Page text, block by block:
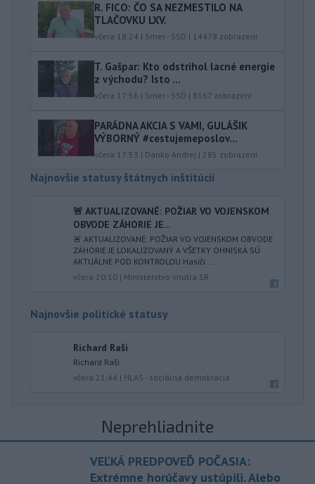
R. FICO: ČO SA NEZMESTILO NA
TLAČOVKU LXV.
včera 18:24 | Smer - SSD | 14478 zobrazení
T. Gašpar: Kto odstrihol lacné energie
z východu? Isto ...
včera 17:56 | Smer - SSD | 8167 zobrazení
PARÁDNA AKCIA S VAMI, GULÁŠIK
VÝBORNÝ #cestujemeposlov...
včera 17:53 | Danko Andrej | 285 zobrazení
Najnovšie statusy štátnych inštitúcií
🚨 AKTUALIZOVANÉ: POŽIAR VO VOJENSKOM
OBVODE ZÁHORIE JE...
🚨 AKTUALIZOVANÉ: POŽIAR VO VOJENSKOM OBVODE
ZÁHORIE JE LOKALIZOVANÝ A VŠETKY OHNISKÁ SÚ
AKTUÁLNE POD KONTROLOU Hasiči ...
včera 20:10 | Ministerstvo vnútra SR
Najnovšie politické statusy
Richard Raši
Richard Raši
včera 21:44 | HLAS - sociálna demokracia
Neprehliadnite
VEĽKÁ PREDPOVEĎ POČASIA:
Extrémne horúčavy ustúpili. Alebo